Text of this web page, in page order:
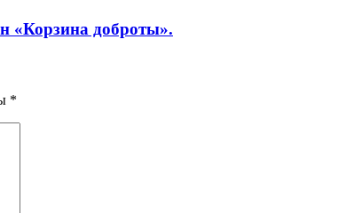
«Корзина доброты».
*